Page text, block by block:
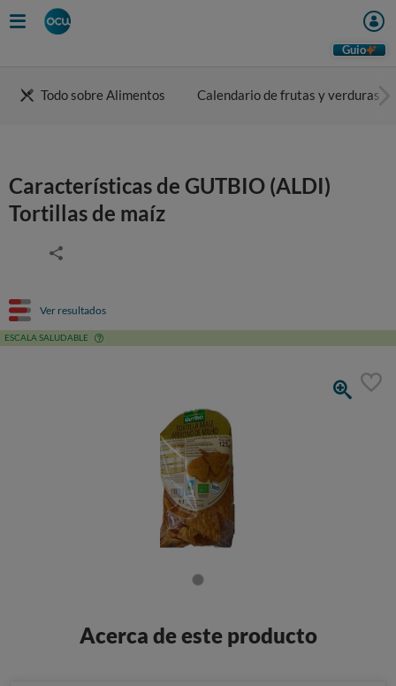
Guio
Todo sobre Alimentos Calendario de frutas y verduras
Características de GUTBIO (ALDI)
Tortillas de maíz
Ver resultados
ESCALA SALUDABLE
Acerca de este producto